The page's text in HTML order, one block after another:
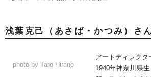
浅葉克己（あさば・かつみ）さ
photo by Taro Hirano
アートディレクタ
1940年神奈川県